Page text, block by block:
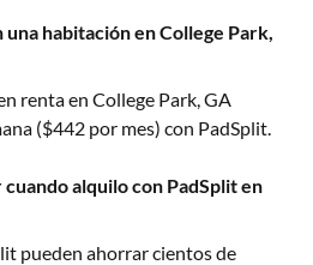
habitación en College Park,
renta en College Park, GA
($442 por mes) con PadSplit.
alquilo con PadSplit en
pueden ahorrar cientos de